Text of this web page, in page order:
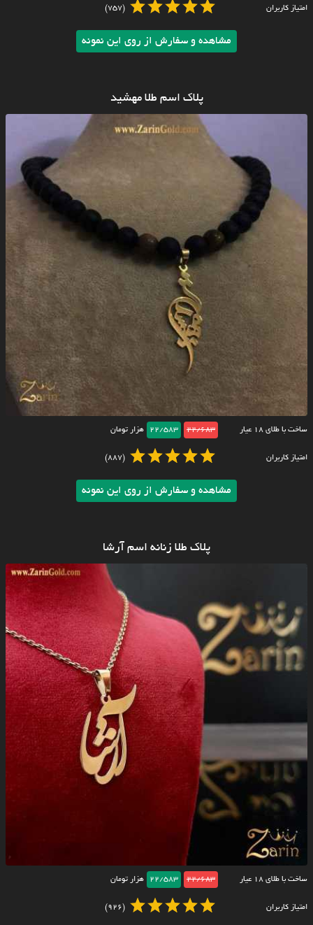
امتیاز کاربران (757)
مشاهده و سفارش از روی این نمونه
پلاک اسم طلا مهشید
ساخت با طلای ۱۸ عیار 22/683
22/583 هزار تومان
امتیاز کاربران (887)
مشاهده و سفارش از روی این نمونه
پلاک طلا زنانه اسم آرشا
ساخت با طلای ۱۸ عیار 22/683
22/583 هزار تومان
امتیاز کاربران (926)